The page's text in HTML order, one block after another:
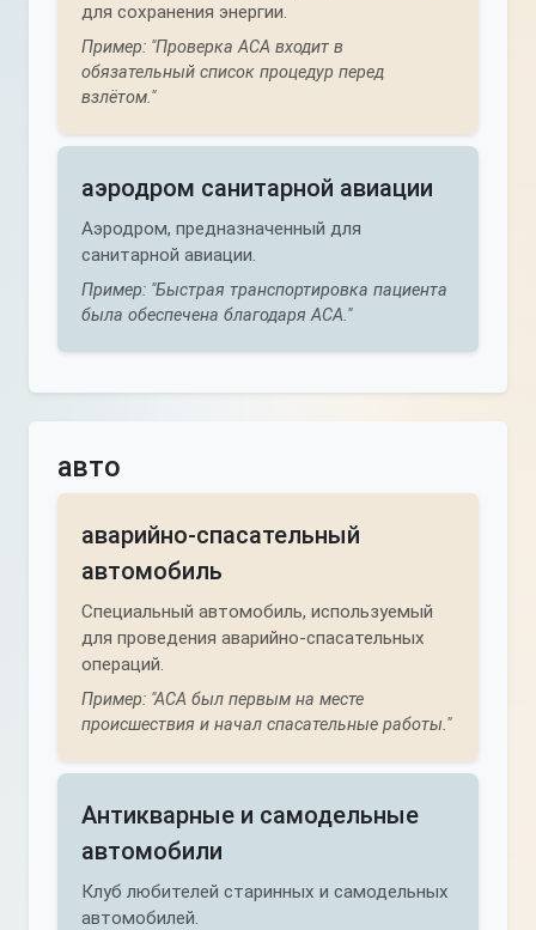
для сохранения энергии.
Пример: "Проверка АСА входит в
обязательный список процедур перед
взлётом."
аэродром санитарной авиации
Аэродром, предназначенный для
санитарной авиации.
Пример: "Быстрая транспортировка пациента
была обеспечена благодаря АСА."
авто
аварийно-спасательный
автомобиль
Специальный автомобиль, используемый
для проведения аварийно-спасательных
операций.
Пример: "АСА был первым на месте
происшествия и начал спасательные работы."
Антикварные и самодельные
автомобили
Клуб любителей старинных и самодельных
автомобилей.